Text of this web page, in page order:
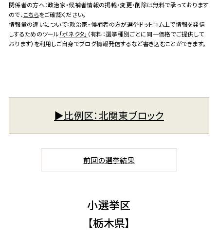
関係者の方へ：政治家・候補者情報の掲載・変更・削除は無料で承っております
ので、 こちらをご確認ください。
情報量の違いについて：政治家・候補者の方が選挙ドットコム上で情報を発信
しするためのツール 「ボネクタ」 （有料：選挙種別ごとに同一価格でご提供して
おります）を利用しご自身でブログ情報発信するなど書き込むことができます。
▶︎比例区：北関東ブロック
前回の選挙結果
小選挙区
【栃木県】